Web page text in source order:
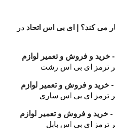
در
خرید و فروش و تعمیر لوازم
ترمز ای بی اس رشت
و فروش و تعمیر لوازم
ترمز ای بی اس ساری
خرید و فروش و تعمیر لوازم
ترمز ای بی اس بابل